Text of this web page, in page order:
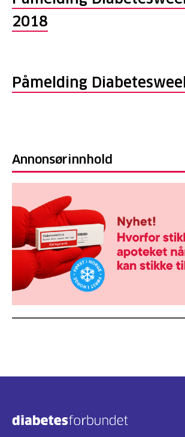
2018
Påmelding
Annonsørinnhold